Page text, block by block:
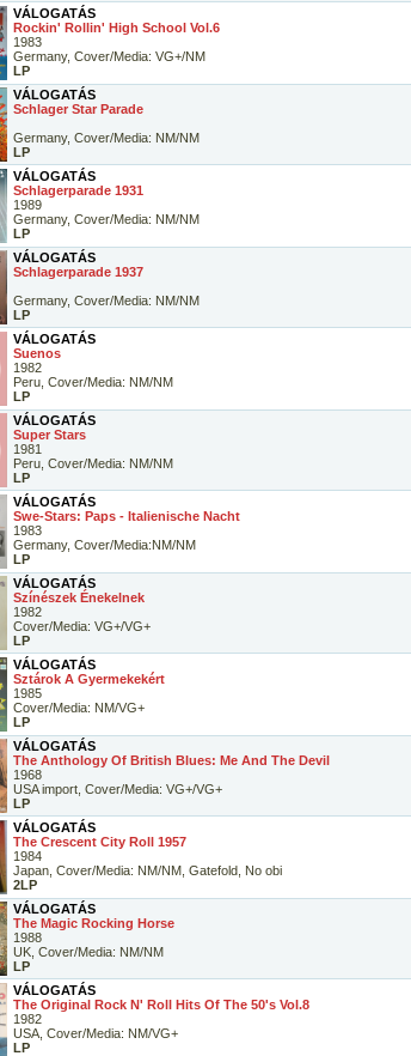
VÁLOGATÁS
Rockin' Rollin' High School Vol.6
1983
Germany, Cover/Media: VG+/NM
LP
VÁLOGATÁS
Schlager Star Parade
Germany, Cover/Media: NM/NM
LP
VÁLOGATÁS
Schlagerparade 1931
1989
Germany, Cover/Media: NM/NM
LP
VÁLOGATÁS
Schlagerparade 1937
Germany, Cover/Media: NM/NM
LP
VÁLOGATÁS
Suenos
1982
Peru, Cover/Media: NM/NM
LP
VÁLOGATÁS
Super Stars
1981
Peru, Cover/Media: NM/NM
LP
VÁLOGATÁS
Swe-Stars: Paps - Italienische Nacht
1983
Germany, Cover/Media:NM/NM
LP
VÁLOGATÁS
Színészek Énekelnek
1982
Cover/Media: VG+/VG+
LP
VÁLOGATÁS
Sztárok A Gyermekekért
1985
Cover/Media: NM/VG+
LP
VÁLOGATÁS
The Anthology Of British Blues: Me And The Devil
1968
USA import, Cover/Media: VG+/VG+
LP
VÁLOGATÁS
The Crescent City Roll 1957
1984
Japan, Cover/Media: NM/NM, Gatefold, No obi
2LP
VÁLOGATÁS
The Magic Rocking Horse
1988
UK, Cover/Media: NM/NM
LP
VÁLOGATÁS
The Original Rock N' Roll Hits Of The 50's Vol.8
1982
USA, Cover/Media: NM/VG+
LP